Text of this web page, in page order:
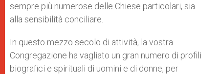
sempre più numerose delle Chiese particolari, sia
alla sensibilità conciliare.
In questo mezzo secolo di attività, la vostra
Congregazione ha vagliato un gran numero di profili
biografici e spirituali di uomini e di donne, per